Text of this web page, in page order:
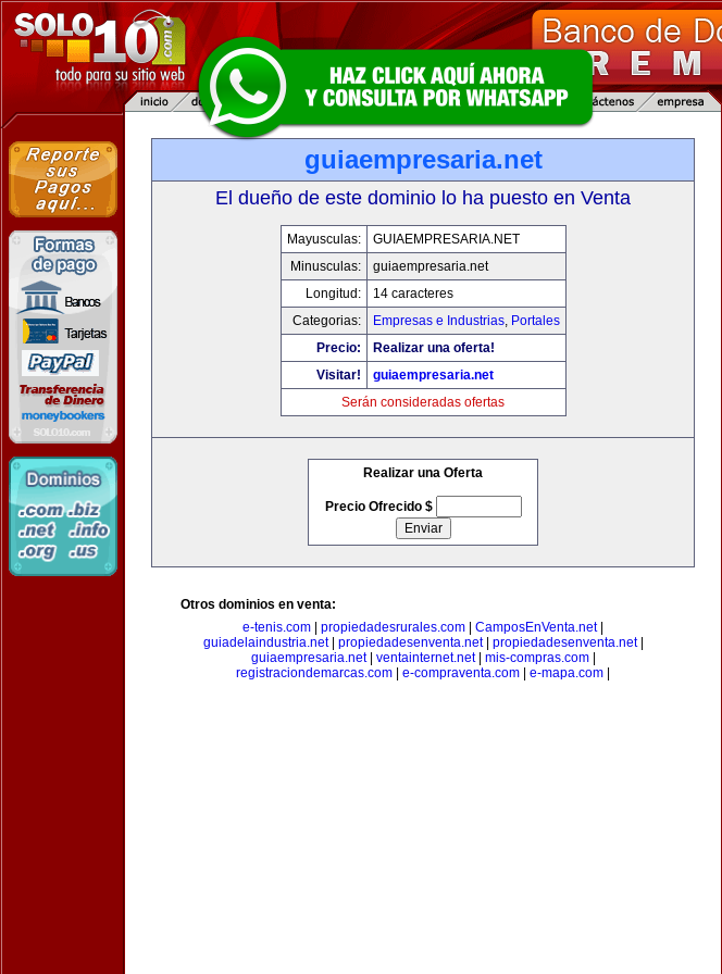
guiaempresaria.net
El dueño de este dominio lo ha puesto en Venta
Mayusculas:
GUIAEMPRESARIA.NET
Minusculas:
guiaempresaria.net
Longitud:
14 caracteres
Categorias:
Empresas e Industrias, Portales
Precio:
Realizar una oferta!
Visitar!
guiaempresaria.net
Serán consideradas ofertas
Realizar una Oferta
Precio Ofrecido $
Otros dominios en venta:
e-tenis.com
propiedadesrurales.com CamposEnVenta.net
guiadelaindustria.net propiedadesenventa.net propiedadesenventa.net|
guiaempresaria.net| ventainternet.net| mis-compras.com|
registraciondemarcas.com
e-compraventa.com e-mapa.com